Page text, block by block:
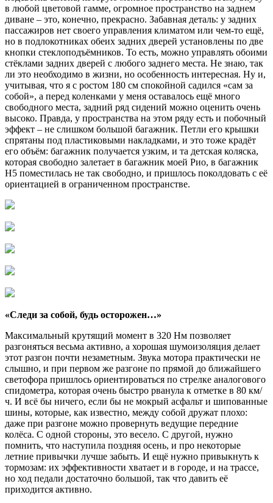
в любой цветовой гамме, огромное пространство на заднем
диване – это, конечно, прекрасно. Забавная деталь: у задних
пассажиров нет своего управления климатом или чем-то ещё,
но в подлокотниках обеих задних дверей установлены по две
кнопки стеклоподъёмников. То есть, можно управлять обоими
стёклами задних дверей с любого заднего места. Не знаю, так
ли это необходимо в жизни, но особенность интересная. Ну и,
учитывая, что я с ростом 180 см спокойной садился «сам за
собой», а перед коленками у меня оставалось ещё много
свободного места, задний ряд сидений можно оценить очень
высоко. Правда, у пространства на этом ряду есть и побочный
эффект – не слишком большой багажник. Петли его крышки
спрятаны под пластиковыми накладками, и это тоже крадёт
его объём: багажник получается узким, и та детская коляска,
которая свободно залетает в багажник моей Рио, в багажник
Н5 поместилась не так свободно, и пришлось поколдовать с её
ориентацией в ограниченном пространстве.
«Следи за собой, будь осторожен…»
Максимальный крутящий момент в 320 Нм позволяет
разгоняться весьма активно, а хорошая шумоизоляция делает
этот разгон почти незаметным. Звука мотора практически не
слышно, и при первом же разгоне по прямой до ближайшего
светофора пришлось ориентироваться по стрелке аналогового
спидометра, которая очень быстро рванула к отметке в 80 км/
ч. И всё бы ничего, если бы не мокрый асфальт и шипованные
шины, которые, как известно, между собой дружат плохо:
даже при разгоне можно провернуть ведущие передние
колёса. С одной стороны, это весело. С другой, нужно
помнить, что наступила поздняя осень, и про некоторые
летние привычки лучше забыть. И ещё нужно привыкнуть к
тормозам: их эффективности хватает и в городе, и на трассе,
но ход педали достаточно большой, так что давить её
приходится активно.